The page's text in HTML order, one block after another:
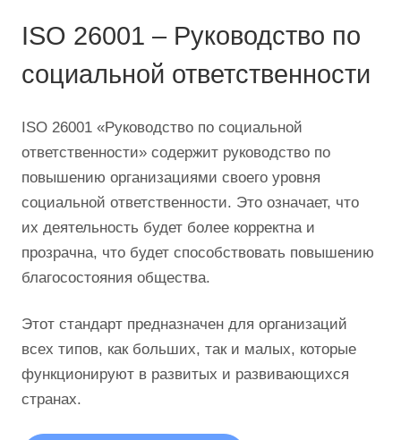
ISO 26001 – Руководство по
социальной ответственности
ISO 26001 «Руководство по социальной
ответственности» содержит руководство по
повышению организациями своего уровня
социальной ответственности. Это означает, что
их деятельность будет более корректна и
прозрачна, что будет способствовать повышению
благосостояния общества.
Этот стандарт предназначен для организаций
всех типов, как больших, так и малых, которые
функционируют в развитых и развивающихся
странах.